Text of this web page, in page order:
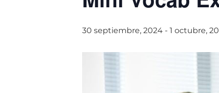
30 septiembre, 2024 - 1 octubre,